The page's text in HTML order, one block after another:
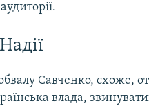
обвалу Савченко,
влада,